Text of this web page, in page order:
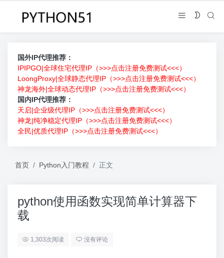
国外IP代理推荐：
IPIPGO|全球住宅代理IP（>>>点击注册免费测试<<<）
LoongProxy|全球静态代理IP（>>>点击注册免费测试<<<）
神龙海外|全球动态代理IP（>>>点击注册免费测试<<<）
国内IP代理推荐：
天启|企业级代理IP（>>>点击注册免费测试<<<）
神龙|纯净稳定代理IP（>>>点击注册免费测试<<<）
全民|优质代理IP（>>>点击注册免费测试<<<）
首页 Python入门教程 正文
python使用函数实现简单计算器下
载
1,303次阅读 没有评论